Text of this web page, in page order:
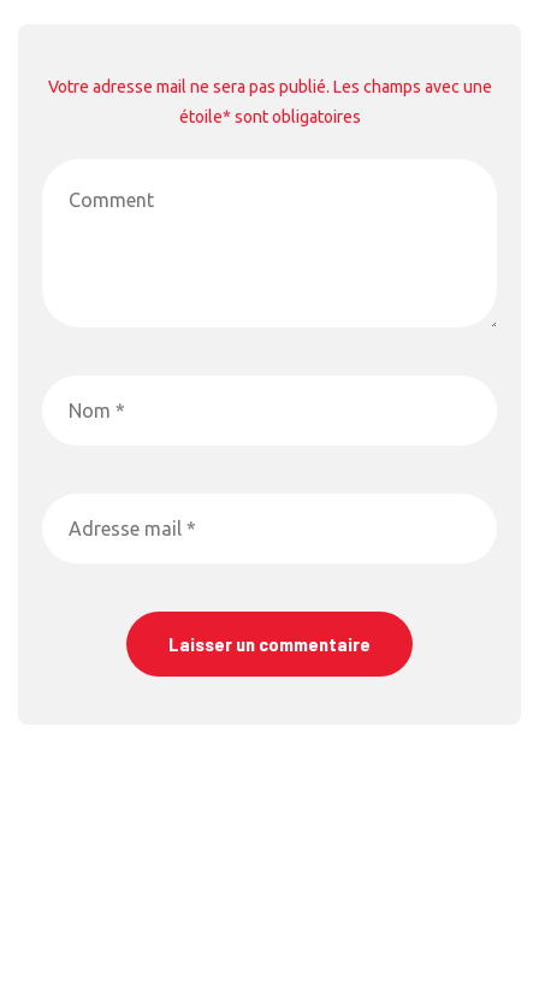
Votre adresse mail ne sera pas publié. Les champs avec une
étoile* sont obligatoires